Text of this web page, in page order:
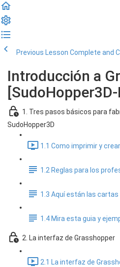
Previous Lesson Complete and
Introducción a
1. Tres pasos básicos para
SudoHopper3D
1.1 Como imprimir y
1.2 Reglas para los
1.3 Aquí están las
1.4 Mira esta guia y
2. La interfaz de Grasshopper
2.1 La interfaz de